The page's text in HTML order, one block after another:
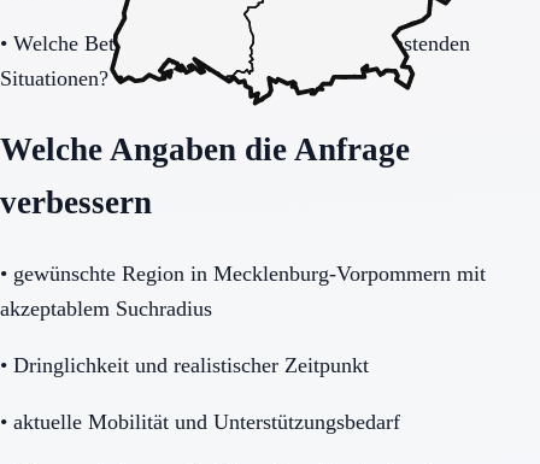
• Welche Betreuung gibt es nachts und in belastenden
Situationen?
Welche Angaben die Anfrage
verbessern
• gewünschte Region in Mecklenburg-Vorpommern mit
akzeptablem Suchradius
• Dringlichkeit und realistischer Zeitpunkt
• aktuelle Mobilität und Unterstützungsbedarf